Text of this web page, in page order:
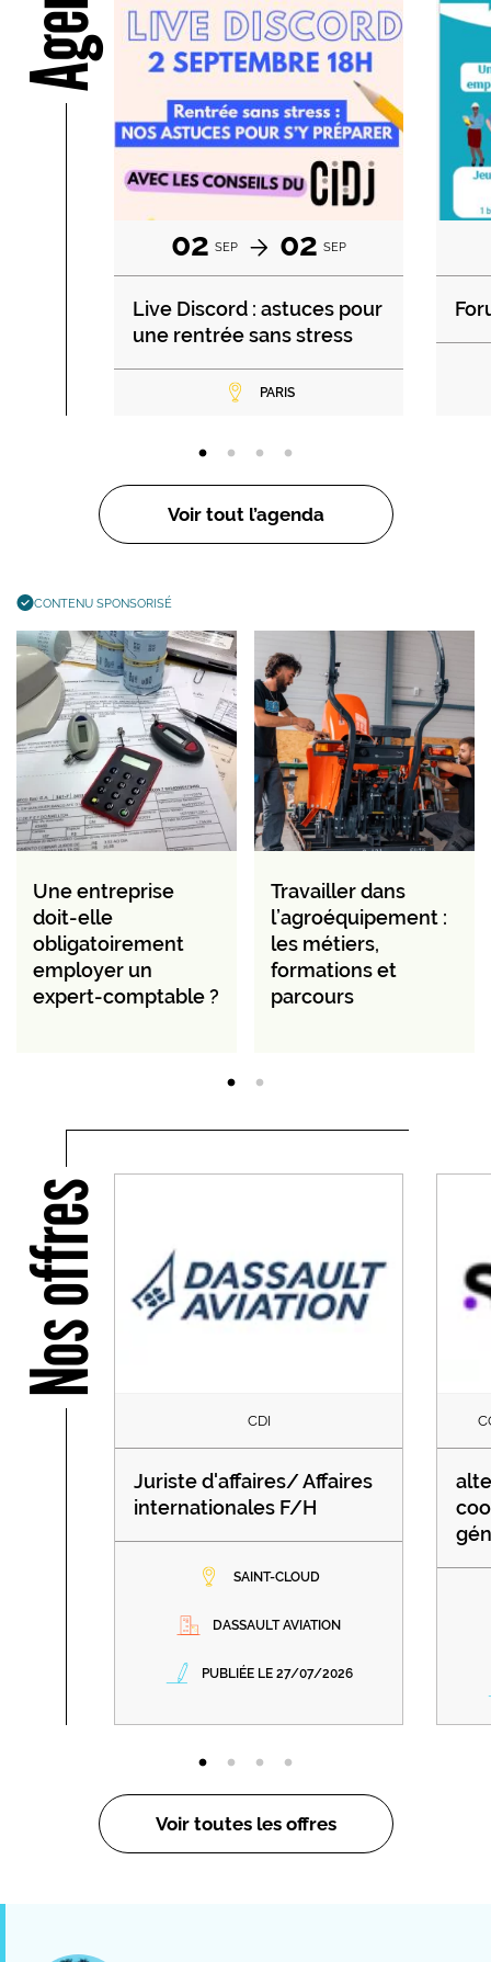
02 SEP 02 SEP
Live Discord : astuces pour
une rentrée sans stress
PARIS
Voir tout l’agenda
CONTENU SPONSORISÉ
Une entreprise
doit-elle
obligatoirement
employer un
expert-comptable ?
Travailler dans
l’agroéquipement :
les métiers,
formations et
parcours
Nos offres
CDI
Juriste d'affaires/ Affaires
internationales F/H
SAINT-CLOUD
DASSAULT AVIATION
PUBLIÉE LE 27/07/2026
Voir toutes les offres